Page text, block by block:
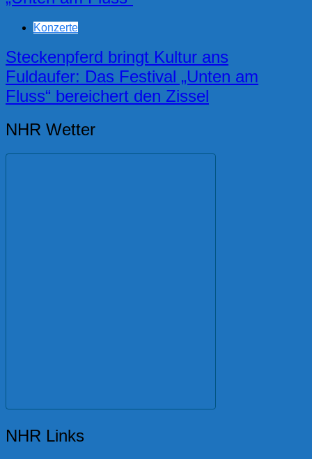
Konzerte
Steckenpferd bringt Kultur ans
Fuldaufer: Das Festival „Unten am
Fluss“ bereichert den Zissel
NHR Wetter
NHR Links